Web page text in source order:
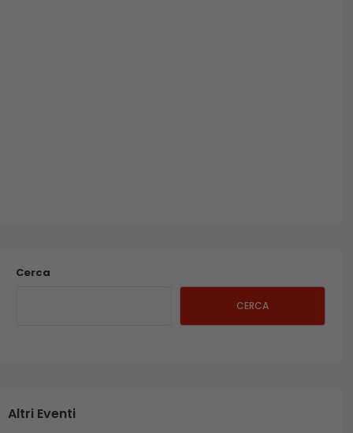
Cerca
CERCA
Altri Eventi